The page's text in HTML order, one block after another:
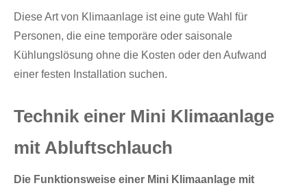
Diese Art von Klimaanlage ist eine gute Wahl für
Personen, die eine temporäre oder saisonale
Kühlungslösung ohne die Kosten oder den Aufwand
einer festen Installation suchen.
Technik einer Mini Klimaanlage
mit Abluftschlauch
Die Funktionsweise einer Mini Klimaanlage mit